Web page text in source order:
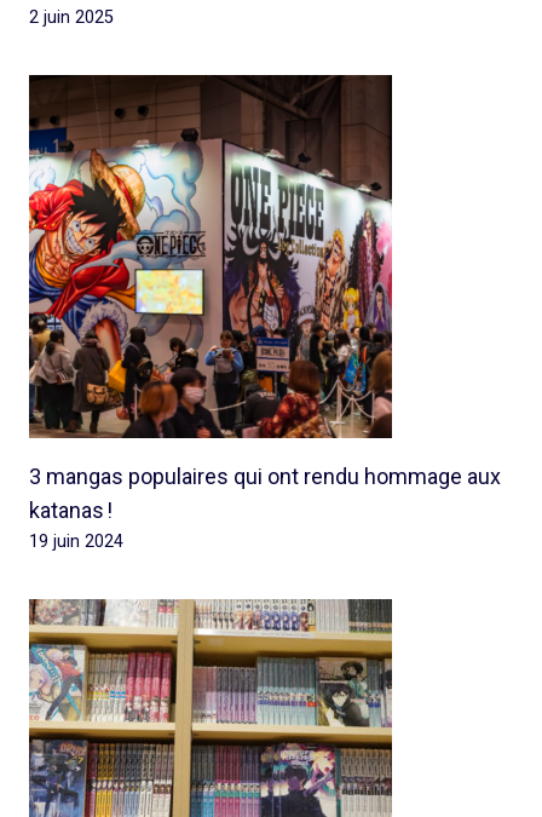
2 juin 2025
3 mangas populaires qui ont rendu hommage aux
katanas !
19 juin 2024